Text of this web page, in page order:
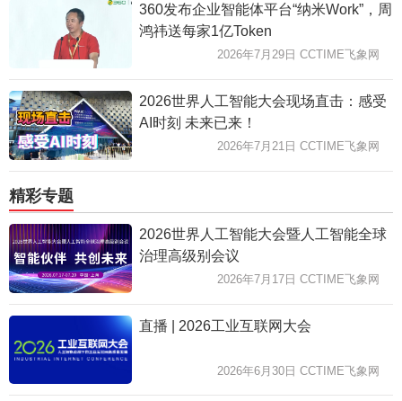
360发布企业智能体平台“纳米Work”，周
鸿祎送每家1亿Token
2026年7月29日 CCTIME飞象网
2026世界人工智能大会现场直击：感受
AI时刻 未来已来！
2026年7月21日 CCTIME飞象网
精彩专题
2026世界人工智能大会暨人工智能全球
治理高级别会议
2026年7月17日 CCTIME飞象网
直播 | 2026工业互联网大会
2026年6月30日 CCTIME飞象网